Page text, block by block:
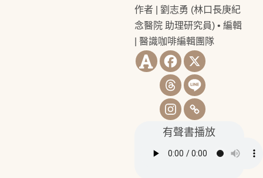
作者 | 劉志勇 (林口長庚紀
念醫院 助理研究員)• 編輯
| 醫識咖啡編輯團隊
有聲書播放